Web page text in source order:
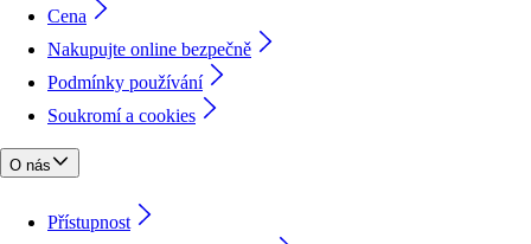
Cena
Nakupujte online bezpečně
Podmínky používání
Soukromí a cookies
O nás
Přístupnost